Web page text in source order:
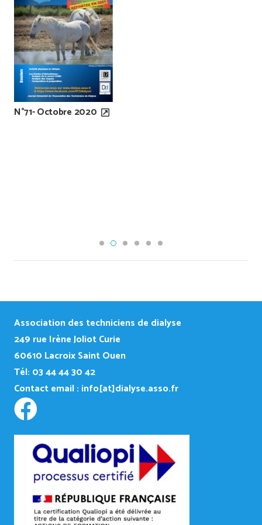
N°71- Octobre 2020
Association des techniciens de dialyse
249 rue Irène Joliot Curie
60610 Lacroix Saint Ouen
Tél: 03 44 44 30 42
Contact email : info[at]dialyse.asso.fr